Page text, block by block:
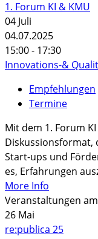
1. Forum KI & KMU
04 Juli
04.07.2025
15:00 - 17:30
Innovations-&
Empfehlungen
Termine
Mit dem 1. Forum
Diskussionsformat,
Start-ups und
es, Erfahrungen
More Info
Veranstaltungen
26 Mai
re:publica 25